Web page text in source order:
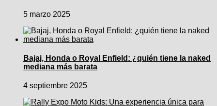
5 marzo 2025
Bajaj, Honda o Royal Enfield: ¿quién tiene la naked
mediana más barata
4 septiembre 2025